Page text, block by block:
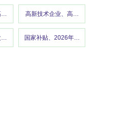
认定、高企申报
高新技术企业、高企认定、高企申
、东莞工信、政策红利 、企业补贴、东莞
国家补贴、2026年国补政策、设备